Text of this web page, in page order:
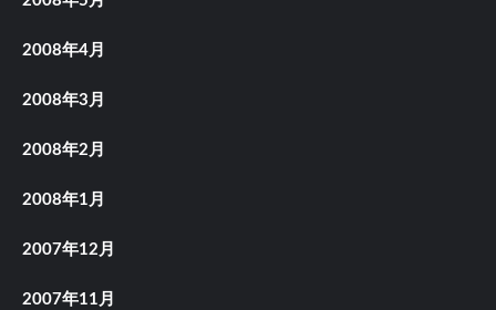
2008年4月
2008年3月
2008年2月
2008年1月
2007年12月
2007年11月